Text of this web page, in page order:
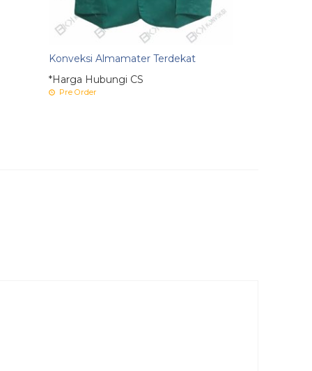
ataupun sekolah- sekolah yang lain jadi lebih
beda, perihal ini dicoba buat membedakan
serta SMA. Nyatanya mau memperoleh jas
dari seperti itu hendak lebih baik bila
di bandung. Hasil yang jas almamater yang
baik saat sebelum buat jas bandung
Konveksi Almamater Terdekat
*Harga Hubungi CS
Pre Order